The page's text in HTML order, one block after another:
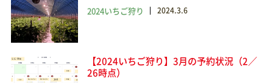
2024いちご狩り 2024.3.6
【2024いちご狩り】3月の予約状況（2／
26時点）